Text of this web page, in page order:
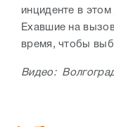
инциденте в
Ехавшие на
время, чтобы
Видео: